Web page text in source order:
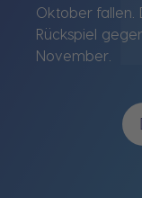
Oktober fallen.
Rückspiel
November.